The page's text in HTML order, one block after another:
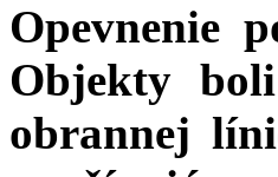
Opevnenie
Objekty
obrannej